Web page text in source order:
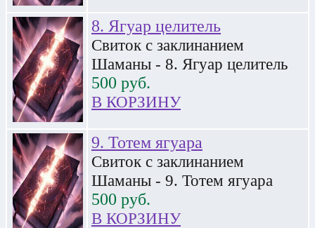
8. Ягуар целитель
Свиток с заклинанием
Шаманы - 8. Ягуар целитель
500 руб.
В КОРЗИНУ
9. Тотем ягуара
Свиток с заклинанием
Шаманы - 9. Тотем ягуара
500 руб.
В КОРЗИНУ